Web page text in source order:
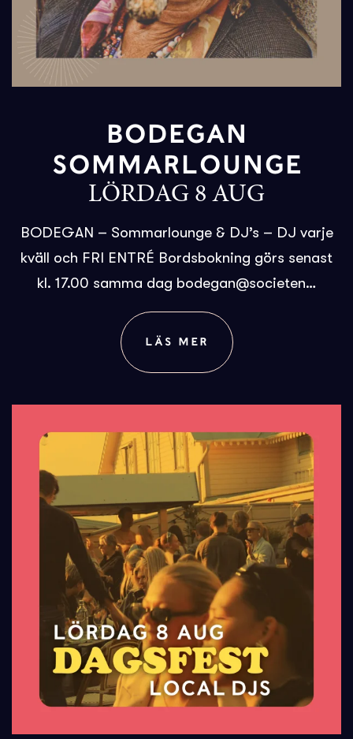
BODEGAN
SOMMARLOUNGE
LÖRDAG 8 AUG
BODEGAN – Sommarlounge & DJ’s – DJ varje
kväll och FRI ENTRÉ Bordsbokning görs senast
kl. 17.00 samma dag bodegan@societen…
LÄS MER